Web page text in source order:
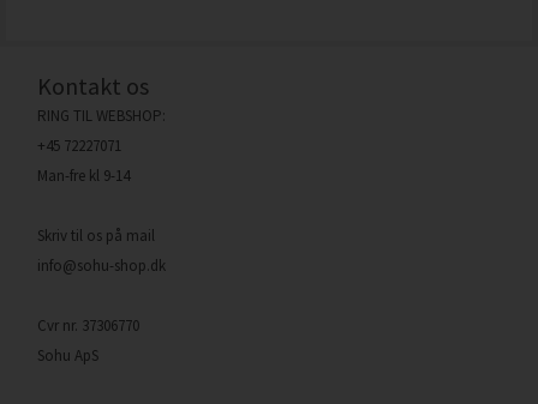
Kontakt os
RING TIL WEBSHOP:
+45 72227071
Man-fre kl 9-14
Skriv til os på mail
info@sohu-shop.dk
Cvr nr. 37306770
Sohu ApS